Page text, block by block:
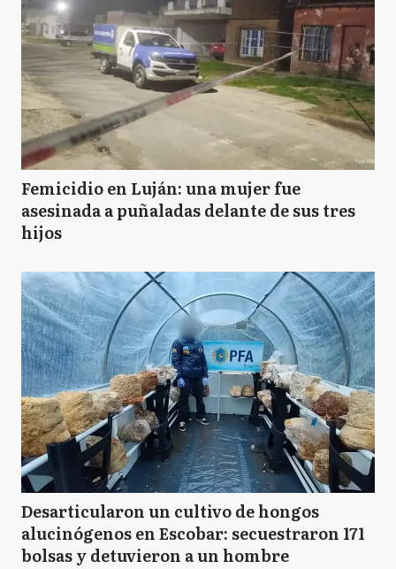
Femicidio en Luján: una mujer fue
asesinada a puñaladas delante de sus tres
hijos
Desarticularon un cultivo de hongos
alucinógenos en Escobar: secuestraron 171
bolsas y detuvieron a un hombre